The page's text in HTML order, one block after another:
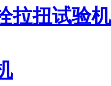
拉扭试验机